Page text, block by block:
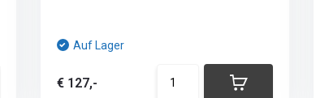
Auf Lager
€ 127,-